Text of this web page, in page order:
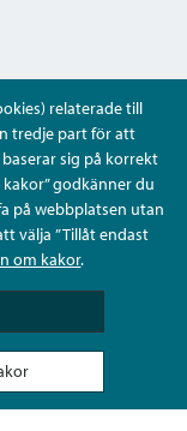
relaterade till
tredje part för att
sig på korrekt
godkänner du
på webbplatsen utan
välja ”Tillåt endast
om kakor.